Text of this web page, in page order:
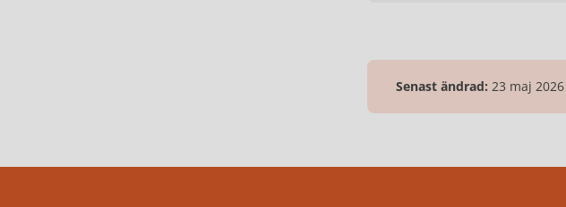
Senast ändrad: 23 maj 2026